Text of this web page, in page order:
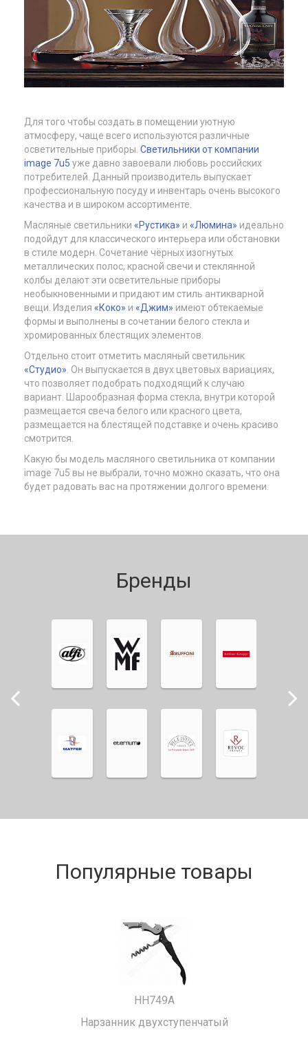
Для того чтобы создать в помещении уютную
атмосферу, чаще всего используются различные
осветительные приборы. Светильники от компании
image 7u5 уже давно завоевали любовь российских
потребителей. Данный производитель выпускает
профессиональную посуду и инвентарь очень высокого
качества и в широком ассортименте.
Масляные светильники «Рустика» и «Люмина» идеально
подойдут для классического интерьера или обстановки
в стиле модерн. Сочетание чёрных изогнутых
металлических полос, красной свечи и стеклянной
колбы делают эти осветительные приборы
необыкновенными и придают им стиль антикварной
вещи. Изделия «Коко» и «Джим» имеют обтекаемые
формы и выполнены в сочетании белого стекла и
хромированных блестящих элементов.
Отдельно стоит отметить масляный светильник
«Студио» . Он выпускается в двух цветовых вариациях,
что позволяет подобрать подходящий к случаю
вариант. Шарообразная форма стекла, внутри которой
размещается свеча белого или красного цвета,
размещается на блестящей подставке и очень красиво
смотрится.
Какую бы модель масляного светильника от компании
image 7u5 вы не выбрали, точно можно сказать, что она
будет радовать вас на протяжении долгого времени.
Бренды
Популярные товары
HH749A
Нарзанник двухступенчатый